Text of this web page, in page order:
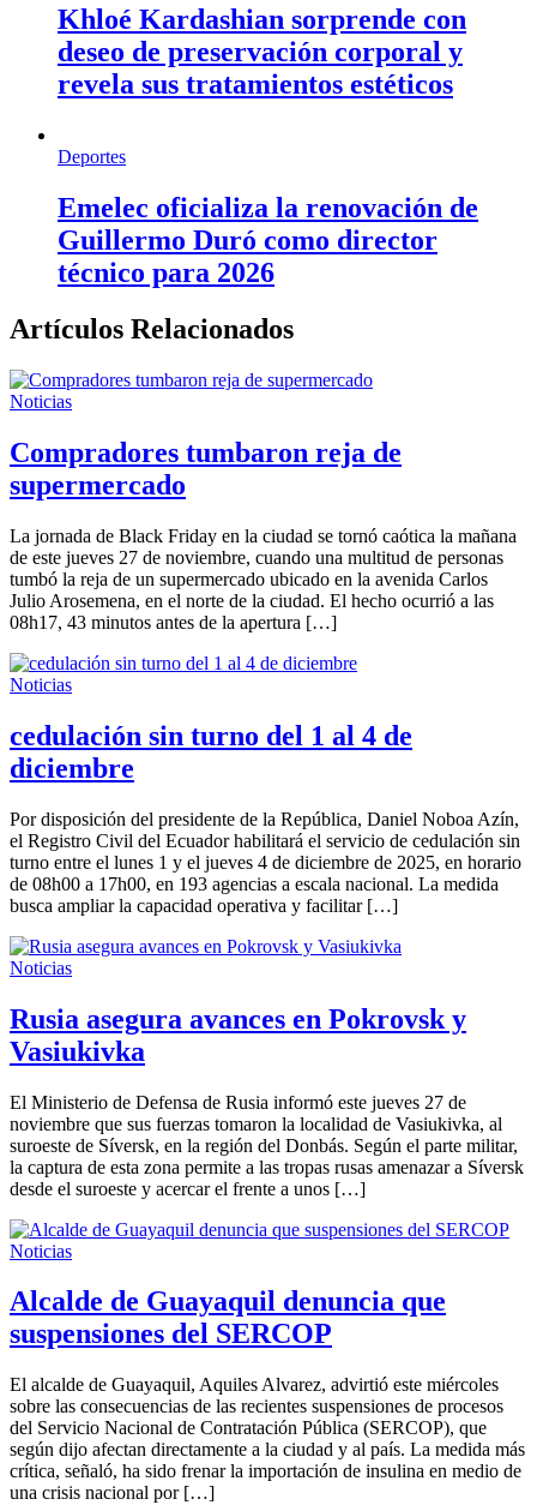
Khloé Kardashian sorprende con
deseo de preservación corporal y
revela sus tratamientos estéticos
Deportes
Emelec oficializa la renovación de
Guillermo Duró como director
técnico para 2026
Artículos Relacionados
Noticias
Compradores tumbaron reja de
supermercado
La jornada de Black Friday en la ciudad se tornó caótica la mañana
de este jueves 27 de noviembre, cuando una multitud de personas
tumbó la reja de un supermercado ubicado en la avenida Carlos
Julio Arosemena, en el norte de la ciudad. El hecho ocurrió a las
08h17, 43 minutos antes de la apertura […]
Noticias
cedulación sin turno del 1 al 4 de
diciembre
Por disposición del presidente de la República, Daniel Noboa Azín,
el Registro Civil del Ecuador habilitará el servicio de cedulación sin
turno entre el lunes 1 y el jueves 4 de diciembre de 2025, en horario
de 08h00 a 17h00, en 193 agencias a escala nacional. La medida
busca ampliar la capacidad operativa y facilitar […]
Noticias
Rusia asegura avances en Pokrovsk y
Vasiukivka
El Ministerio de Defensa de Rusia informó este jueves 27 de
noviembre que sus fuerzas tomaron la localidad de Vasiukivka, al
suroeste de Síversk, en la región del Donbás. Según el parte militar,
la captura de esta zona permite a las tropas rusas amenazar a Síversk
desde el suroeste y acercar el frente a unos […]
Noticias
Alcalde de Guayaquil denuncia que
suspensiones del SERCOP
El alcalde de Guayaquil, Aquiles Alvarez, advirtió este miércoles
sobre las consecuencias de las recientes suspensiones de procesos
del Servicio Nacional de Contratación Pública (SERCOP), que
según dijo afectan directamente a la ciudad y al país. La medida más
crítica, señaló, ha sido frenar la importación de insulina en medio de
una crisis nacional por […]